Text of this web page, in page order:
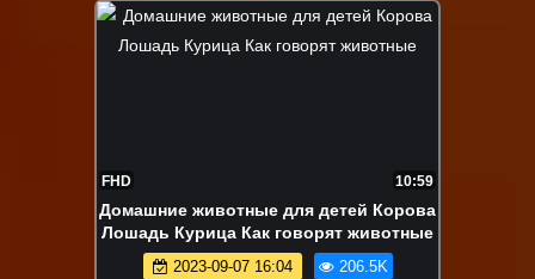
FHD 10:59
Домашние животные для детей Корова
Лошадь Курица Как говорят животные
2023-09-07 16:04 206.5K